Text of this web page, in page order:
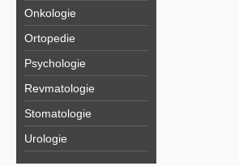
Onkologie
Ortopedie
Psychologie
Revmatologie
Stomatologie
Urologie